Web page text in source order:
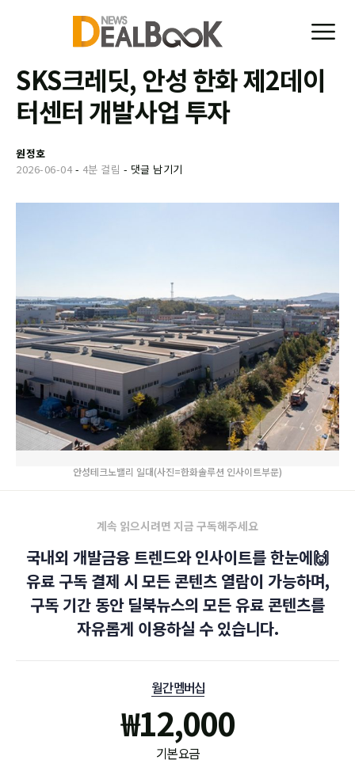
SKS크레딧, 안성 한화 제2데이
터센터 개발사업 투자
원정호
2026-06-04- 4분 걸림 - 댓글 남기기
안성테크노밸리 일대(사진=한화솔루션 인사이트부문)
계속 읽으시려면 지금 구독해주세요
국내외 개발금융 트렌드와 인사이트를 한눈에🙌
유료 구독 결제 시 모든 콘텐츠 열람이 가능하며,
구독 기간 동안 딜북뉴스의 모든 유료 콘텐츠를
자유롭게 이용하실 수 있습니다.
월간 멤버십
₩12,000
기본 요금